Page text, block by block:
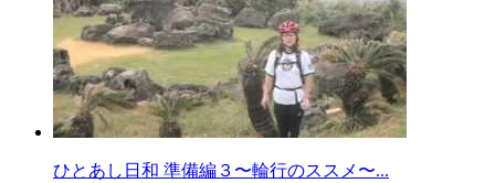
ひとあし日和 準備編３〜輪行のススメ〜...